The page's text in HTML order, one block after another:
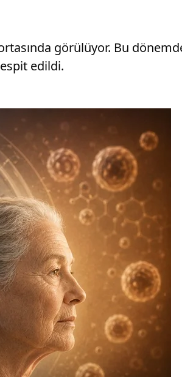
görülüyor. Bu
edildi.